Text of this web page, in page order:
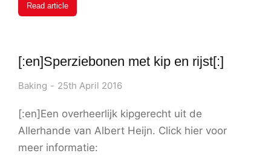
Read article
[:en]Sperziebonen met kip en rijst[:]
Baking 25th April 2016
[:en]Een overheerlijk kipgerecht uit de
Allerhande van Albert Heijn. Click hier voor
meer informatie: